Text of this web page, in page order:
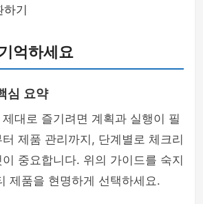
하기
억하세요
심 요약
대로 즐기려면 계획과 실행이 필
제품 관리까지, 단계별로 체크리
중요합니다. 위의 가이드를 숙지
제품을 현명하게 선택하세요.